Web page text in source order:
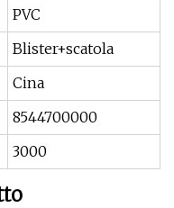
PVC
Blister+scatola
Cina
8544700000
3000